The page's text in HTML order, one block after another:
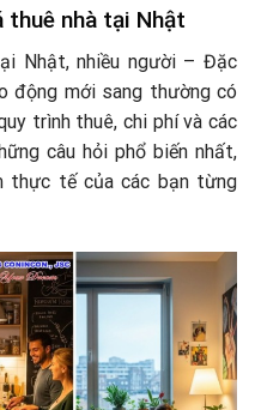
thuê nhà tại Nhật
Nhật, nhiều người – Đặc
động mới sang thường có
trình thuê, chi phí và các
câu hỏi phổ biến nhất,
thực tế của các bạn từng